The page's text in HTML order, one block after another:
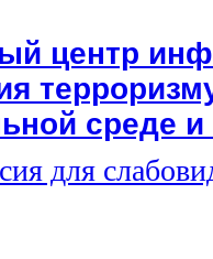
центр
среде
для